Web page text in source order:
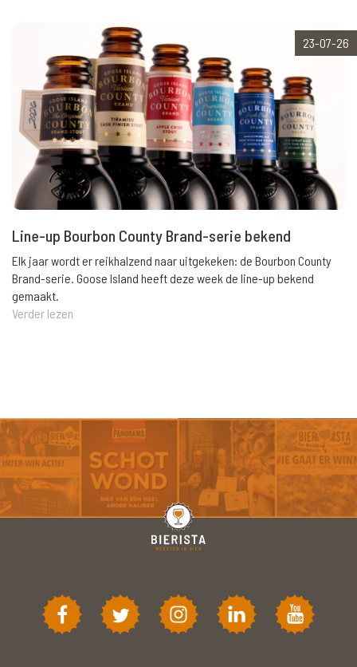
23-07-26
Line-up Bourbon County Brand-serie bekend
Elk jaar wordt er reikhalzend naar uitgekeken: de Bourbon County
Brand-serie. Goose Island heeft deze week de line-up bekend
gemaakt.
Verder lezen